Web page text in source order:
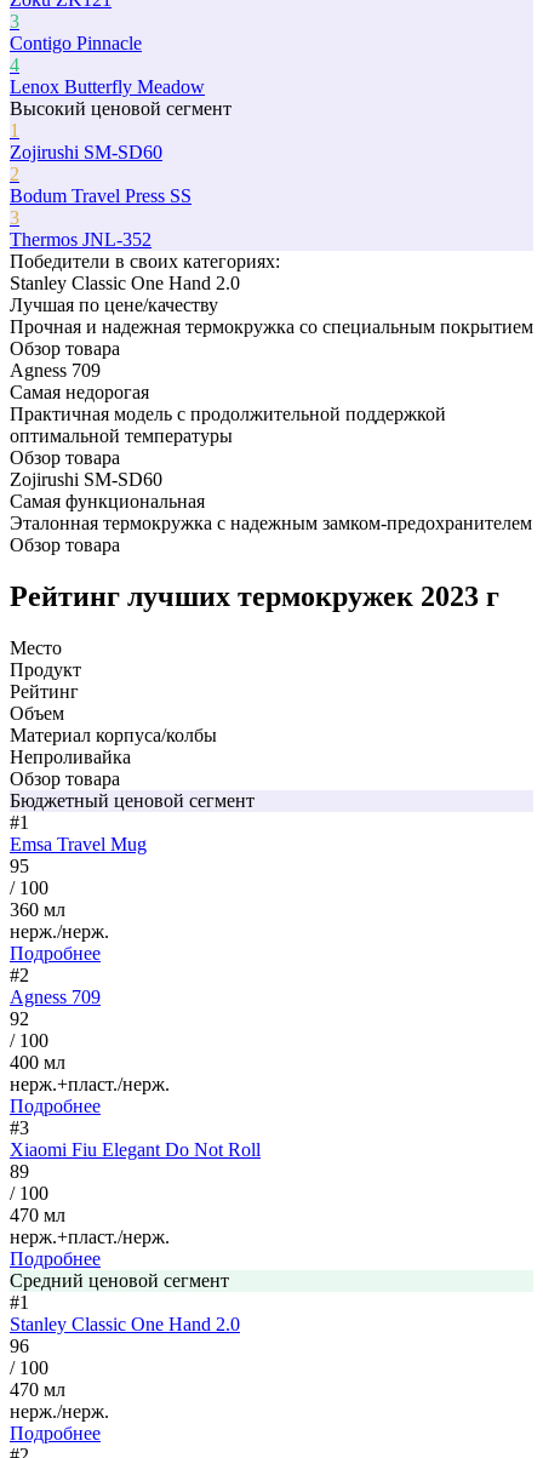
3
Contigo Pinnacle
4
Lenox Butterfly Meadow
Высокий ценовой сегмент
1
Zojirushi SM-SD60
2
Bodum Travel Press SS
3
Thermos JNL-352
Победители в cвоих категориях:
Stanley Classic One Hand 2.0
Лучшая по цене/качеству
Прочная и надежная термокружка со специальным покрытием
Обзор товара
Agness 709
Самая недорогая
Практичная модель с продолжительной поддержкой
оптимальной температуры
Обзор товара
Zojirushi SM-SD60
Самая функциональная
Эталонная термокружка с надежным замком-предохранителем
Обзор товара
Рейтинг лучших термокружек 2023 г
Место
Продукт
Рейтинг
Объем
Материал корпуса/колбы
Непроливайка
Обзор товара
Бюджетный ценовой сегмент
#1
Emsa Travel Mug
95
/ 100
360 мл
нерж./нерж.
Подробнее
#2
Agness 709
92
/ 100
400 мл
нерж.+пласт./нерж.
Подробнее
#3
Xiaomi Fiu Elegant Do Not Roll
89
/ 100
470 мл
нерж.+пласт./нерж.
Подробнее
Средний ценовой сегмент
#1
Stanley Classic One Hand 2.0
96
/ 100
470 мл
нерж./нерж.
Подробнее